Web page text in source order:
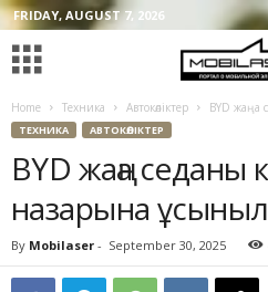
FRIDAY, AUGUST 7, 2026
Home Техника Автокөліктер BYD жаңа
ТЕХНИКА АВТОКӨЛІКТЕР
BYD жаңа седаны
назарына
By Mobilaser - September 30, 2025